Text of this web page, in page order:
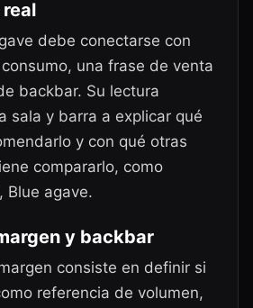
debe conectarse con
una frase de venta
backbar. Su lectura
sala y barra a explicar qué
y con qué otras
compararlo, como
Blue agave.
y backbar
consiste en definir si
referencia de volumen,